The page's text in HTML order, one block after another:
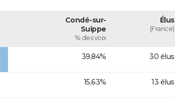
Condé-sur-
Suippe
% des voix
Élus
(France)
39,84% 30 élus
15,63% 13 élus